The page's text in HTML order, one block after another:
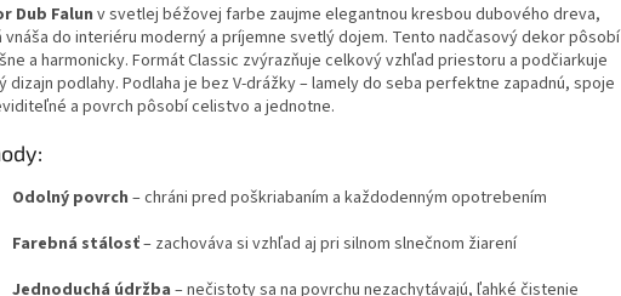
Dub Falun v svetlej béžovej farbe zaujme elegantnou kresbou dubového dreva,
vnáša do interiéru moderný a príjemne svetlý dojem. Tento nadčasový dekor pôsobí
a harmonicky. Formát Classic zvýrazňuje celkový vzhľad priestoru a podčiarkuje
dizajn podlahy. Podlaha je bez V-drážky – lamely do seba perfektne zapadnú, spoje
a povrch pôsobí celistvo a jednotne.
Odolný povrch – chráni pred poškriabaním a každodenným opotrebením
Farebná stálosť– zachováva si vzhľad aj pri silnom slnečnom žiarení
Jednoduchá údržba – nečistoty sa na povrchu nezachytávajú, ľahké čistenie